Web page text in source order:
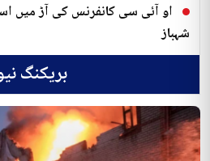
او آئی سی کانفرنس کی آڑ میں
شہباز
بریکنگ